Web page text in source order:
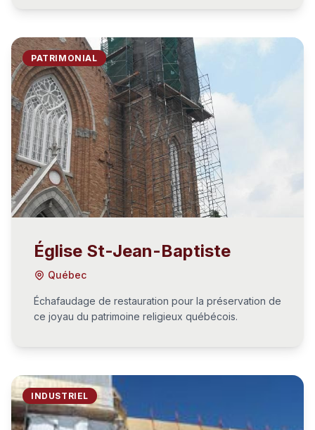
PATRIMONIAL
Église St-Jean-Baptiste
Québec
Échafaudage de restauration pour la préservation de
ce joyau du patrimoine religieux québécois.
INDUSTRIEL